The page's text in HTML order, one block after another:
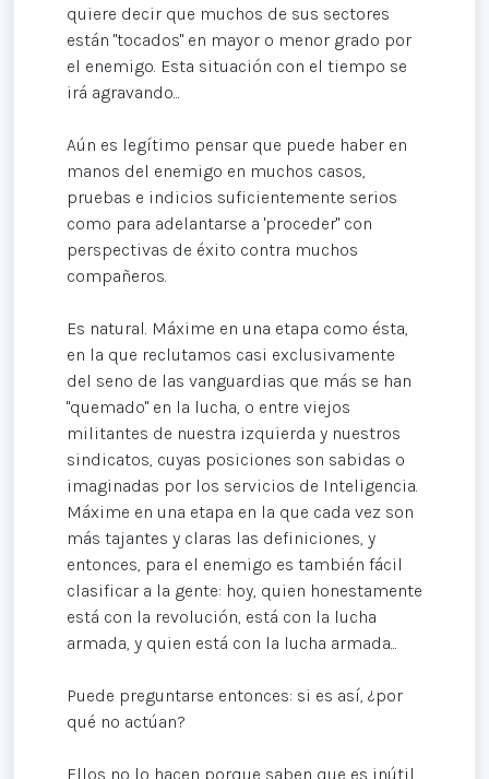
quiere decir que muchos de sus sectores
están "tocados" en mayor o menor grado por
el enemigo. Esta situación con el tiempo se
irá agravando...
Aún es legítimo pensar que puede haber en
manos del enemigo en muchos casos,
pruebas e indicios suficientemente serios
como para adelantarse a 'proceder" con
perspectivas de éxito contra muchos
compañeros.
Es natural. Máxime en una etapa como ésta,
en la que reclutamos casi exclusivamente
del seno de las vanguardias que más se han
"quemado" en la lucha, o entre viejos
militantes de nuestra izquierda y nuestros
sindicatos, cuyas posiciones son sabidas o
imaginadas por los servicios de Inteligencia.
Máxime en una etapa en la que cada vez son
más tajantes y claras las definiciones, y
entonces, para el enemigo es también fácil
clasificar a la gente: hoy, quien honestamente
está con la revolución, está con la lucha
armada, y quien está con la lucha armada...
Puede preguntarse entonces: si es así, ¿por
qué no actúan?
Ellos no lo hacen porque saben que es inútil,